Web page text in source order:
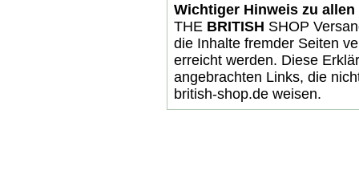
Wichtiger Hinweis zu
THE BRITISH SHOP
die Inhalte fremder Seiten
erreicht werden. Diese
angebrachten Links, die
british-shop.de weisen.